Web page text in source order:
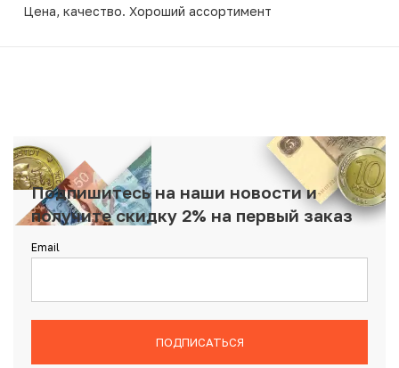
Цена, качество. Хороший ассортимент
Подпишитесь на наши новости и
получите скидку 2% на первый заказ
Email
ПОДПИСАТЬСЯ